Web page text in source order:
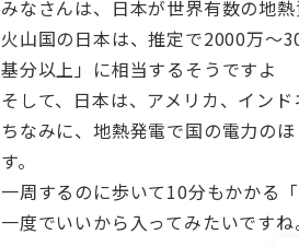
みなさんは、日本が世界有数の地
火山国の日本は、推定で2000万～
基分以上」に相当するそうですよ
そして、日本は、アメリカ、イン
ちなみに、地熱発電で国の電力の
す。
一周するのに歩いて10分もかかる
一度でいいから入ってみたいですね